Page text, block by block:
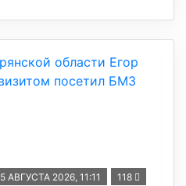
5 АВГУСТА 2026, 11:11 118